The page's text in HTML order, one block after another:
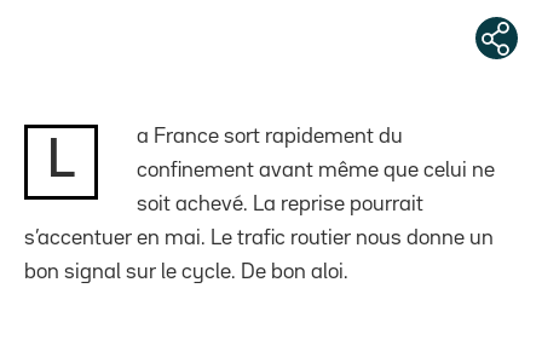
L
a France sort rapidement du
confinement avant même que celui ne
soit achevé. La reprise pourrait
s’accentuer en mai. Le trafic routier nous donne un
bon signal sur le cycle. De bon aloi.